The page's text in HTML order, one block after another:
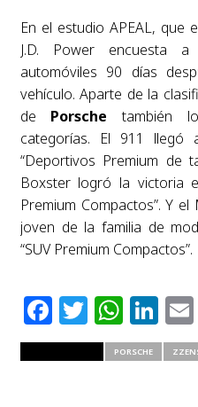
En el estudio APEAL, que
J.D. Power encuesta
automóviles 90 días
vehículo. Aparte de la
de Porsche también
categorías. El 911
“Deportivos Premium de
Boxster logró la victoria
Premium Compactos”. Y
joven de la familia de
“SUV Premium Compactos”.
Facebook
Twitter
PORSCHE